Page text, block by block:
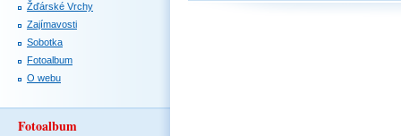
Žďárské Vrchy
Zajímavosti
Sobotka
Fotoalbum
O webu
Fotoalbum